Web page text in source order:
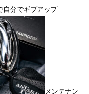
自分でギブアップ
メンテナン